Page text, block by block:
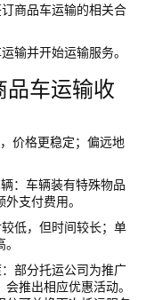
商品车运输的相关合
输并开始运输服务。
品车运输收
价格更稳定；偏远地
：车辆装有特殊物品
支付费用。
低，但时间较长；单
部分托运公司为推广
推出相应优惠活动。